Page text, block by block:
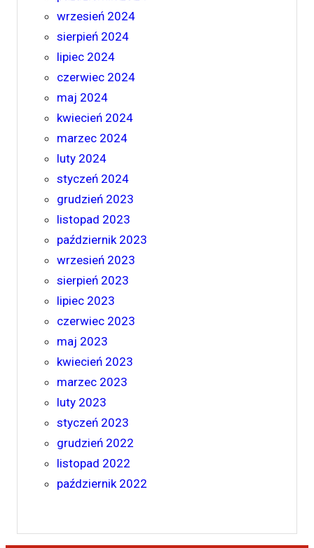
wrzesień 2024
sierpień 2024
lipiec 2024
czerwiec 2024
maj 2024
kwiecień 2024
marzec 2024
luty 2024
styczeń 2024
grudzień 2023
listopad 2023
październik 2023
wrzesień 2023
sierpień 2023
lipiec 2023
czerwiec 2023
maj 2023
kwiecień 2023
marzec 2023
luty 2023
styczeń 2023
grudzień 2022
listopad 2022
październik 2022